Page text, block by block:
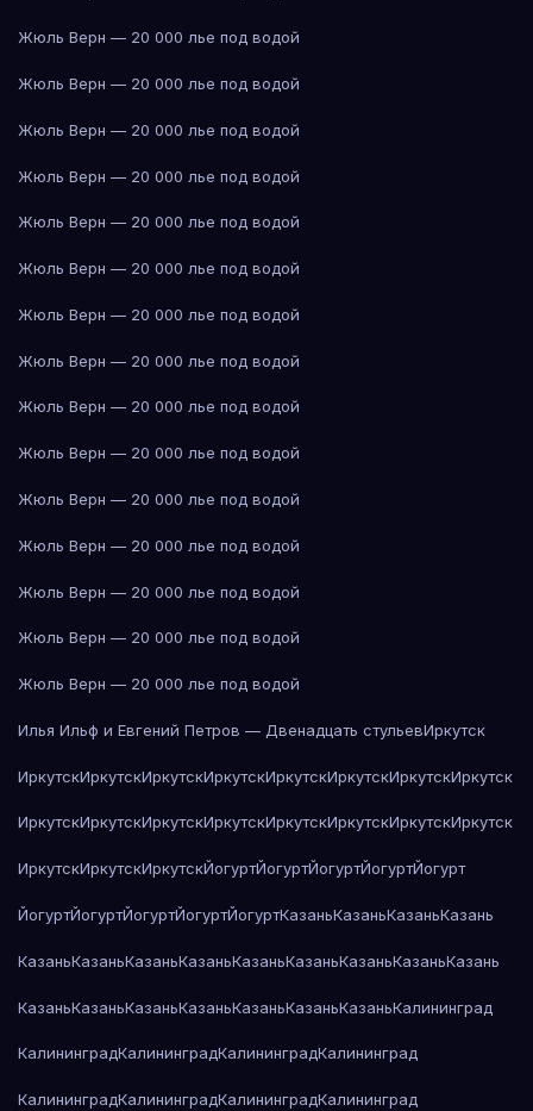
Жюль Верн — 20 000 лье под водой
Жюль Верн — 20 000 лье под водой
Жюль Верн — 20 000 лье под водой
Жюль Верн — 20 000 лье под водой
Жюль Верн — 20 000 лье под водой
Жюль Верн — 20 000 лье под водой
Жюль Верн — 20 000 лье под водой
Жюль Верн — 20 000 лье под водой
Жюль Верн — 20 000 лье под водой
Жюль Верн — 20 000 лье под водой
Жюль Верн — 20 000 лье под водой
Жюль Верн — 20 000 лье под водой
Жюль Верн — 20 000 лье под водой
Жюль Верн — 20 000 лье под водой
Жюль Верн — 20 000 лье под водой
Илья Ильф и Евгений Петров — Двенадцать стульевИркутск
ИркутскИркутскИркутскИркутскИркутскИркутскИркутскИркутск
ИркутскИркутскИркутскИркутскИркутскИркутскИркутскИркутск
ИркутскИркутскИркутскЙогуртЙогуртЙогуртЙогуртЙогурт
ЙогуртЙогуртЙогуртЙогуртЙогуртКазаньКазаньКазаньКазань
КазаньКазаньКазаньКазаньКазаньКазаньКазаньКазаньКазань
КазаньКазаньКазаньКазаньКазаньКазаньКазаньКалининград
КалининградКалининградКалининградКалининград
КалининградКалининградКалининградКалининград